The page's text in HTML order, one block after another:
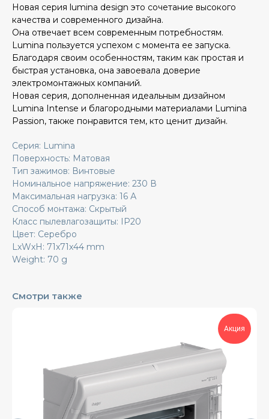
Новая серия lumina design это сочетание высокого
качества и современного дизайна.
Она отвечает всем современным потребностям.
Lumina пользуется успехом с момента ее запуска.
Благодаря своим особенностям, таким как простая и
быстрая установка, она завоевала доверие
электромонтажных компаний.
Новая серия, дополненная идеальным дизайном
Lumina Intense и благородными материалами Lumina
Passion, также понравится тем, кто ценит дизайн.
Серия: Lumina
Поверхность: Матовая
Тип зажимов: Винтовые
Номинальное напряжение: 230 В
Максимальная нагрузка: 16 А
Способ монтажа: Скрытый
Класс пылевлагозащиты: IP20
Цвет: Серебро
LxWxH: 71x71x44 mm
Weight: 70 g
Смотри также
Акция